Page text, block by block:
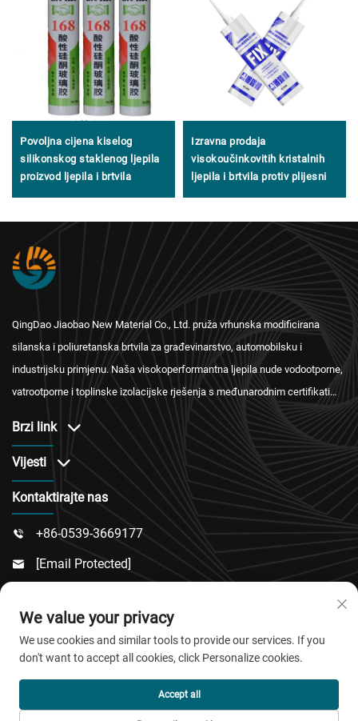
Povoljna cijena kiselog
silikonskog staklenog ljepila
proizvod ljepila i brtvila
Izravna prodaja
visokoučinkovitih kristalnih
ljepila i brtvila protiv plijesni
QingDao Jiaobao New Material Co., Ltd. pruža vrhunska modificirana
silanska i poliuretanska brtvila za građevinarstvo, automobilsku i
industrijsku primjenu. Naša visokoperformantna ljepila nude vodootporne,
vatrootporne i toplinske izolacijske rješenja s međunarodnim certifikatima
Brzi link
Vijesti
Kontaktirajte nas
 +86-0539-3669177
 [email Protected]
Linqu, Grad Weifang, Provincija Shandong
Autorska prava © 2025 QingDao Jiaobao New Material
Co., Ltd. Sva prava pridržana.
We value your privacy
We use cookies and similar tools to provide our services. If you
don't want to accept all cookies, click Personalize cookies.
Accept all